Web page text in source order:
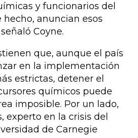
y funcionarios del
anuncian esos
Coyne.
que, aunque el país
en la implementación
estrictas, detener el
químicos puede
imposible. Por un lado,
experto en la crisis del
de Carnegie